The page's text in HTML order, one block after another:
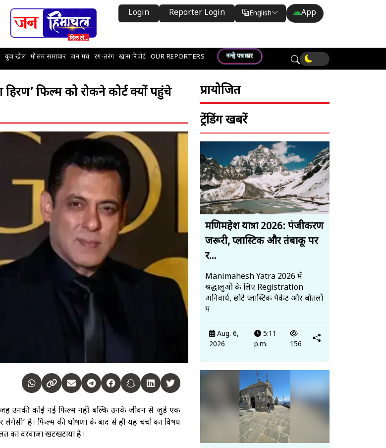
Login Reporter Login English
Translate
App
युवा खेल मौसम समाचार जन मचं रंग-तरंग खास रिपोर्ट OUR REPORTERS नन्हे पत्रकार
फिल्म को रोकने कोर्ट क्यों पहुंचे
उनकी कोई नई फिल्म नहीं बल्कि उनके जीवन से जुड़े एक
लेगेसी’ है। फिल्म की घोषणा के बाद से ही यह चर्चा का विषय
का दरवाजा खटखटाया है।
प्रायोजित
ट्रेंडिंग खबरें
मणिमहेश यात्रा 2026: पंजीकरण
जरूरी, प्लास्टिक और तंबाकू पर
र...
Manimahesh Yatra 2026 में
श्रद्धालुओं के लिए Registration
अनिवार्य, छोटे प्लास्टिक पैकेट और बोतलों
प
Aug. 6,
2026
5:11
p.m.
156